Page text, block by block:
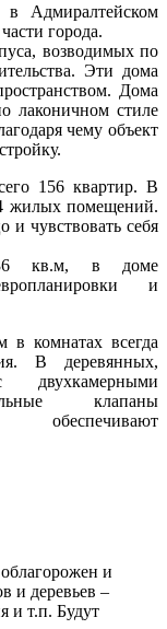
Адмиралтейском
города.
возводимых по
Эти дома
Дома
лаконичном стиле
чему объект
156 квартир. В
жилых помещений.
и чувствовать себя
кв.м, в доме
и
в комнатах всегда
В деревянных,
клапаны
обеспечивают
и
и деревьев –
и т.п. Будут